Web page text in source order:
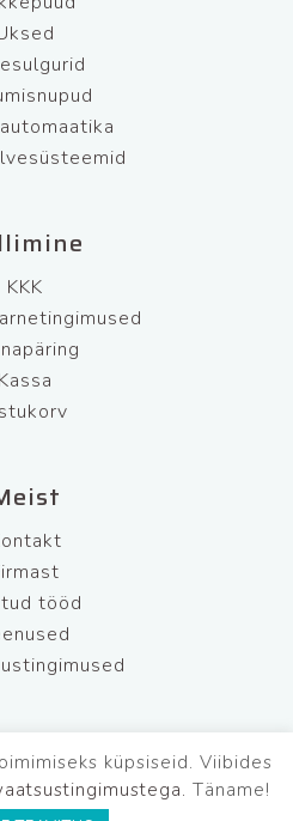
KKK
Kassa
tööd
Tel: +372 681 7220
E-R: 9.00-17.00
küpsiseid. Viibides
Täname!